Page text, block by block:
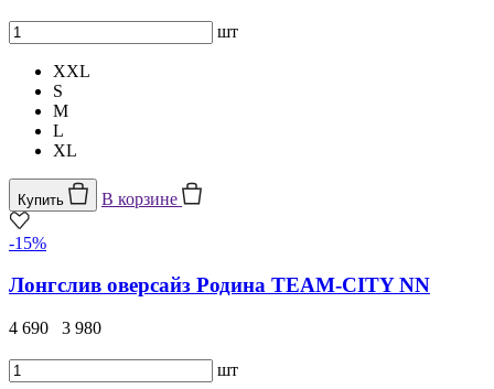
шт
XXL
S
M
L
XL
Купить В корзине
-15%
Лонгслив оверсайз Родина TEAM-CITY NN
4 690 3 980
шт